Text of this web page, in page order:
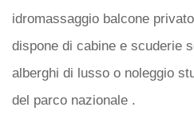
idromassaggio balcone
dispone di cabine e scuderie
alberghi di lusso o noleggio
del parco nazionale .